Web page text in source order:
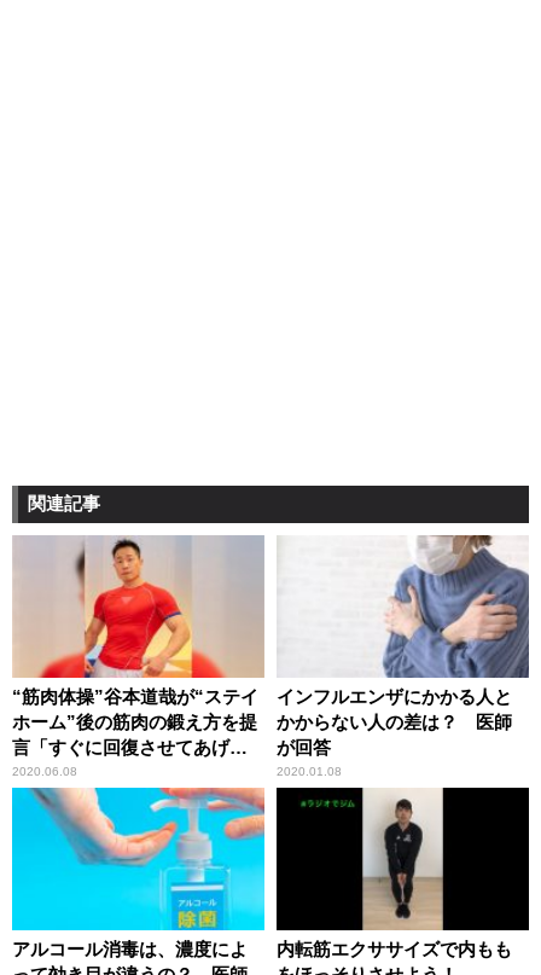
関連記事
“筋肉体操”谷本道哉が“ステイ
ホーム”後の筋肉の鍛え方を提
言「すぐに回復させてあげる
必要があります」
2020.06.08
インフルエンザにかかる人と
かからない人の差は？ 医師
が回答
2020.01.08
アルコール消毒は、濃度によ
内転筋エクササイズで内もも